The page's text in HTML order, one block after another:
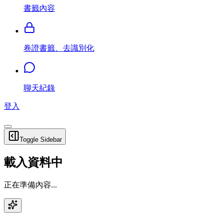
書籤內容
卷證書籤、去識別化
聊天紀錄
登入
Toggle Sidebar
載入資料中
正在準備內容...